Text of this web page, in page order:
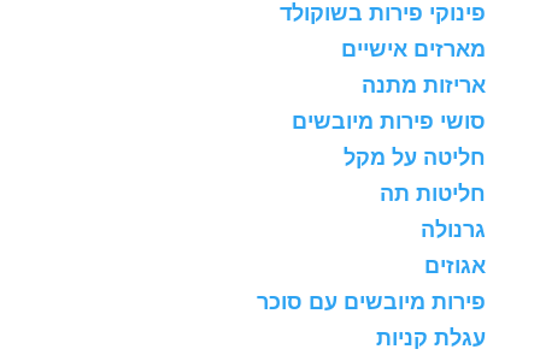
פינוקי פירות בשוקולד
מארזים אישיים
אריזות מתנה
סושי פירות מיובשים
חליטה על מקל
חליטות תה
גרנולה
אגוזים
פירות מיובשים עם סוכר
עגלת קניות